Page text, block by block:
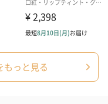
もっと見る